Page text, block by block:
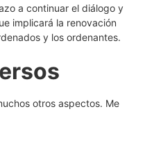
a continuar el diálogo y
implicará la renovación
y los ordenantes.
otros aspectos. Me